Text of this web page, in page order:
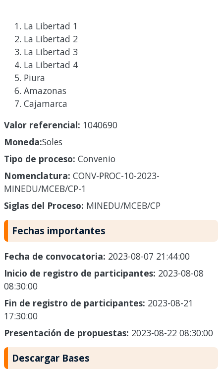
La Libertad 1
La Libertad 2
La Libertad 3
La Libertad 4
Piura
Amazonas
Cajamarca
Valor referencial: 1040690
Moneda:Soles
Tipo de proceso: Convenio
Nomenclatura: CONV-PROC-10-2023-
MINEDU/MCEB/CP-1
Siglas del Proceso: MINEDU/MCEB/CP
Fechas importantes
Fecha de convocatoria: 2023-08-07 21:44:00
Inicio de registro de participantes: 2023-08-08
08:30:00
Fin de registro de participantes: 2023-08-21
17:30:00
Presentación de propuestas: 2023-08-22 08:30:00
Descargar Bases